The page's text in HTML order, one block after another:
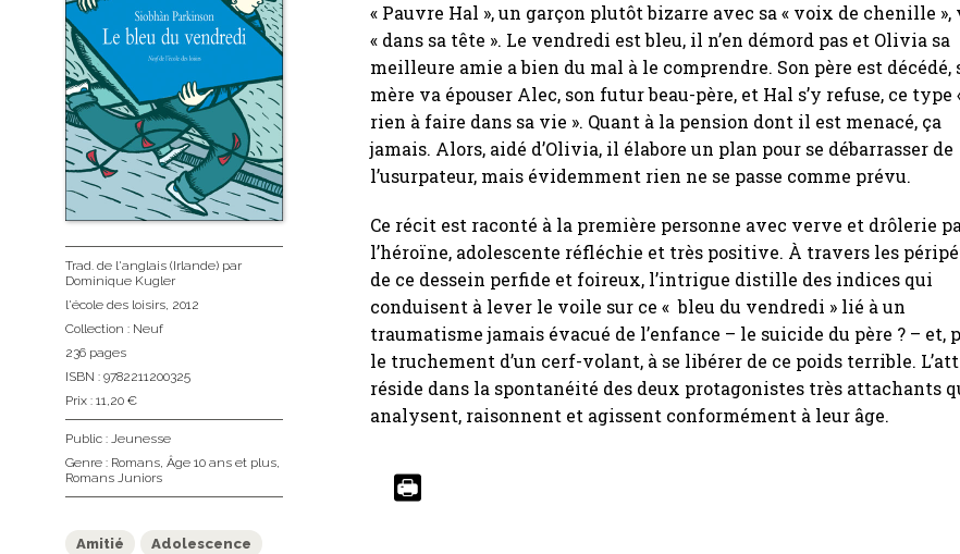
« Pauvre Hal », un garçon plutôt bizarre avec sa « voix de chenille
« dans sa tête ». Le vendredi est bleu, il n’en démord pas et Olivia sa
meilleure amie a bien du mal à le comprendre. Son père est décédé,
mère va épouser Alec, son futur beau-père, et Hal s’y refuse, ce type
rien à faire dans sa vie ». Quant à la pension dont il est menacé, ça
jamais. Alors, aidé d’Olivia, il élabore un plan pour se débarrasser de
l’usurpateur, mais évidemment rien ne se passe comme prévu.
Ce récit est raconté à la première personne avec verve et drôlerie
l’héroïne, adolescente réfléchie et très positive. À travers les
de ce dessein perfide et foireux, l’intrigue distille des indices qui
conduisent à lever le voile sur ce « bleu du vendredi » lié à un
traumatisme jamais évacué de l’enfance – le suicide du père ? – et,
le truchement d’un cerf-volant, à se libérer de ce poids terrible.
réside dans la spontanéité des deux protagonistes très attachants
analysent, raisonnent et agissent conformément à leur âge.
Trad. de l'anglais (Irlande) par
Dominique Kugler
l'école des loisirs, 2012
Collection : Neuf
236 pages
ISBN : 9782211200325
Prix : 11,20 €
Public : Jeunesse
Genre : Romans, Âge 10 ans et plus,
Romans Juniors
Amitié
Adolescence